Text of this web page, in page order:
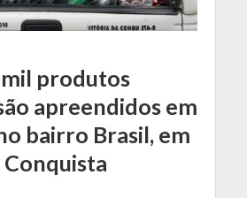
produtos
apreendidos em
bairro Brasil, em